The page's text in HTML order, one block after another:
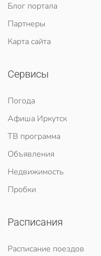
Блог портала
Партнеры
Карта сайта
Сервисы
Погода
Афиша Иркутск
ТВ программа
Объявления
Недвижимость
Пробки
Расписания
Расписание поездов